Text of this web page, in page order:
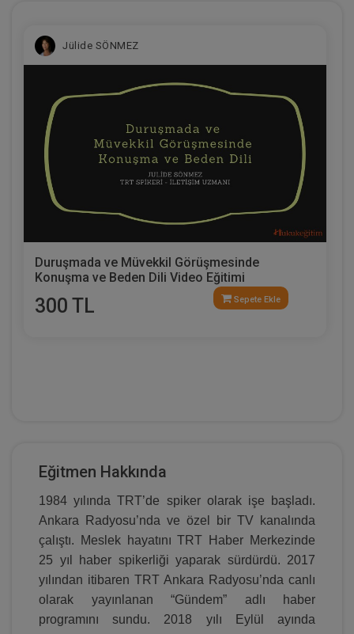
Jülide SÖNMEZ
Duruşmada ve Müvekkil Görüşmesinde
Konuşma ve Beden Dili Video Eğitimi
300 TL Sepete Ekle
Eğitmen Hakkında
1984 yılında TRT’de spiker olarak işe başladı.
Ankara Radyosu’nda ve özel bir TV kanalında
çalıştı. Meslek hayatını TRT Haber Merkezinde
25 yıl haber spikerliği yaparak sürdürdü. 2017
yılından itibaren TRT Ankara Radyosu’nda canlı
olarak yayınlanan “Gündem” adlı haber
programını sundu. 2018 yılı Eylül ayında